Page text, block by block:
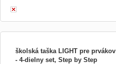
školská taška LIGHT pre prvákov
- 4-dielny set, Step by Step